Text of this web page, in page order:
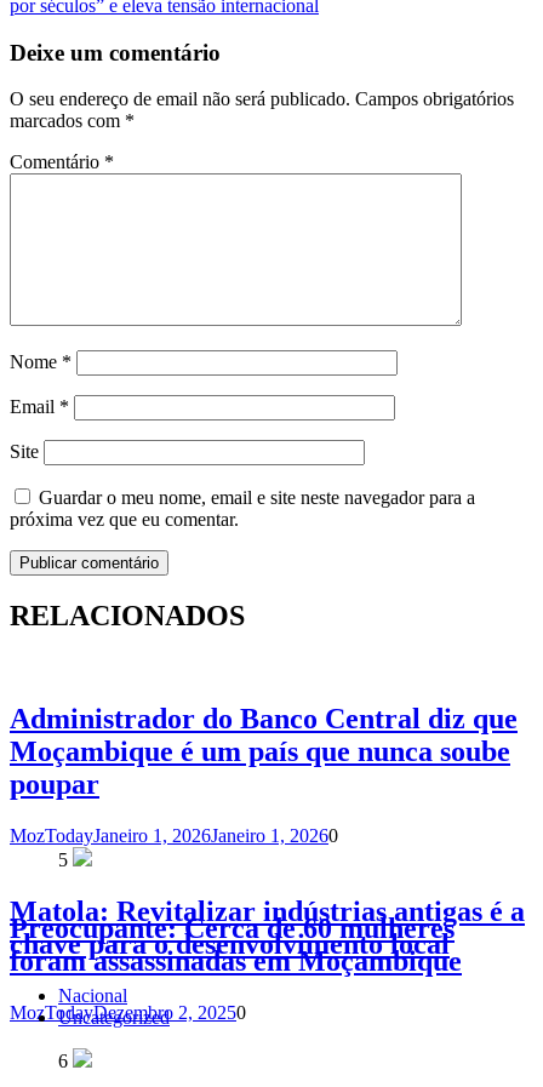
artigos
por séculos” e eleva tensão internacional
Deixe um comentário
O seu endereço de email não será publicado. Campos obrigatórios
marcados com *
Comentário *
Nome *
Email *
Site
Guardar o meu nome, email e site neste navegador para a
próxima vez que eu comentar.
RELACIONADOS
Administrador do Banco Central diz que
Moçambique é um país que nunca soube
poupar
MozTodayJaneiro 1, 2026Janeiro 1, 20260
Preocupante: Cerca de 60 mulheres
foram assassinadas em Moçambique
MozTodayDezembro 2, 20250
5
Matola: Revitalizar indústrias antigas é a
chave para o desenvolvimento local
Nacional
Uncategorized
6